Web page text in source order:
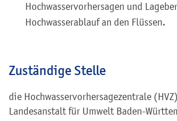
Hochwasservorhersagen und
Hochwasserablauf an den Flüssen.
Zuständige Stelle
die Hochwasservorhersagezentrale
Landesanstalt für Umwelt Baden-